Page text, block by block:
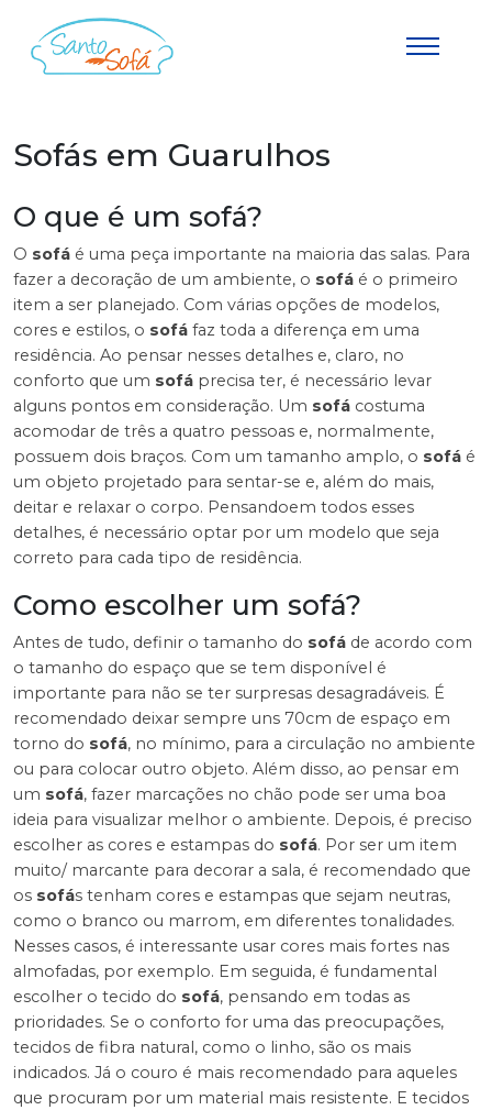
Sofás em Guarulhos
O que é um sofá?
O sofá é uma peça importante na maioria das salas. Para
fazer a decoração de um ambiente, o sofá é o primeiro
item a ser planejado. Com várias opções de modelos,
cores e estilos, o sofá faz toda a diferença em uma
residência. Ao pensar nesses detalhes e, claro, no
conforto que um sofá precisa ter, é necessário levar
alguns pontos em consideração. Um sofá costuma
acomodar de três a quatro pessoas e, normalmente,
possuem dois braços. Com um tamanho amplo, o sofá é
um objeto projetado para sentar-se e, além do mais,
deitar e relaxar o corpo. Pensandoem todos esses
detalhes, é necessário optar por um modelo que seja
correto para cada tipo de residência.
Como escolher um sofá?
Antes de tudo, definir o tamanho do sofá de acordo com
o tamanho do espaço que se tem disponível é
importante para não se ter surpresas desagradáveis. É
recomendado deixar sempre uns 70cm de espaço em
torno do sofá, no mínimo, para a circulação no ambiente
ou para colocar outro objeto. Além disso, ao pensar em
um sofá, fazer marcações no chão pode ser uma boa
ideia para visualizar melhor o ambiente. Depois, é preciso
escolher as cores e estampas do sofá. Por ser um item
muito/ marcante para decorar a sala, é recomendado que
os sofás tenham cores e estampas que sejam neutras,
como o branco ou marrom, em diferentes tonalidades.
Nesses casos, é interessante usar cores mais fortes nas
almofadas, por exemplo. Em seguida, é fundamental
escolher o tecido do sofá, pensando em todas as
prioridades. Se o conforto for uma das preocupações,
tecidos de fibra natural, como o linho, são os mais
indicados. Já o couro é mais recomendado para aqueles
que procuram por um material mais resistente. E tecidos